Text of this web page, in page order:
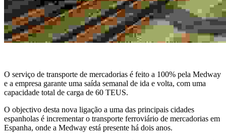
O serviço de transporte de mercadorias é feito a 100% pela Medway
e a empresa garante uma saída semanal de ida e volta, com uma
capacidade total de carga de 60 TEUS.
O objectivo desta nova ligação a uma das principais cidades
espanholas é incrementar o transporte ferroviário de mercadorias em
Espanha, onde a Medway está presente há dois anos.